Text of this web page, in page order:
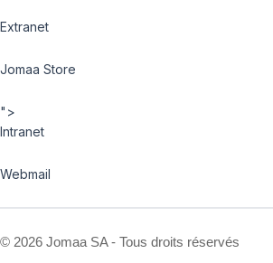
Extranet
Jomaa Store
">
Intranet
Webmail
© 2026 Jomaa SA - Tous droits réservés